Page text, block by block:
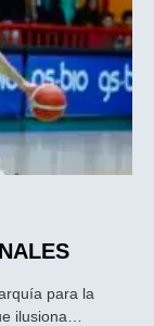
para la
ilusiona…